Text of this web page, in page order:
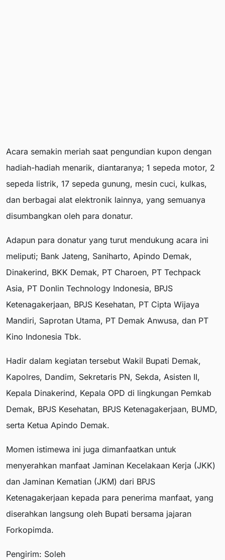
Acara semakin meriah saat pengundian kupon dengan
hadiah-hadiah menarik, diantaranya; 1 sepeda motor, 2
sepeda listrik, 17 sepeda gunung, mesin cuci, kulkas,
dan berbagai alat elektronik lainnya, yang semuanya
disumbangkan oleh para donatur.
Adapun para donatur yang turut mendukung acara ini
meliputi; Bank Jateng, Saniharto, Apindo Demak,
Dinakerind, BKK Demak, PT Charoen, PT Techpack
Asia, PT Donlin Technology Indonesia, BPJS
Ketenagakerjaan, BPJS Kesehatan, PT Cipta Wijaya
Mandiri, Saprotan Utama, PT Demak Anwusa, dan PT
Kino Indonesia Tbk.
Hadir dalam kegiatan tersebut Wakil Bupati Demak,
Kapolres, Dandim, Sekretaris PN, Sekda, Asisten II,
Kepala Dinakerind, Kepala OPD di lingkungan Pemkab
Demak, BPJS Kesehatan, BPJS Ketenagakerjaan, BUMD,
serta Ketua Apindo Demak.
Momen istimewa ini juga dimanfaatkan untuk
menyerahkan manfaat Jaminan Kecelakaan Kerja (JKK)
dan Jaminan Kematian (JKM) dari BPJS
Ketenagakerjaan kepada para penerima manfaat, yang
diserahkan langsung oleh Bupati bersama jajaran
Forkopimda.
Pengirim: Soleh